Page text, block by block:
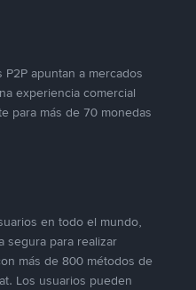
apuntan a mercados
experiencia comercial
para más de 70 monedas
en todo el mundo,
segura para realizar
más de 800 métodos de
Los usuarios pueden